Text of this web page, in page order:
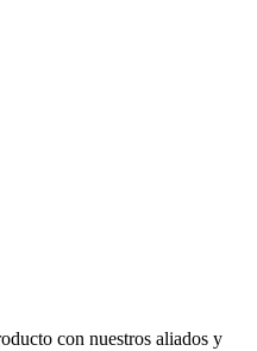
con nuestros aliados y